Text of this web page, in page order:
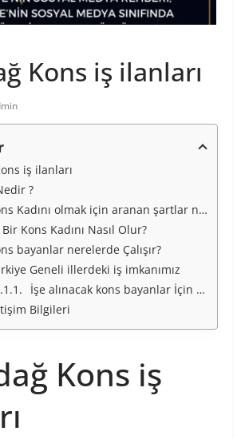
Kons iş ilanları
iş ilanları
?
Kadını olmak için aranan şartlar nelerdir ?
Kons Kadını Nasıl Olur?
bayanlar nerelerde Çalışır?
Geneli illerdeki iş imkanımız
İşe alınacak kons bayanlar İçin Türkiye Geneli İllerimiz
Bilgileri
Kons iş